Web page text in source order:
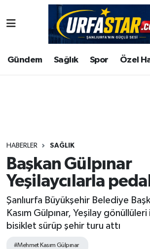
Gündem Sağlık Spor Özel
HABERLER SAĞLIK
Başkan Gülpınar
Yeşilaycılarla
Şanlıurfa Büyükşehir Belediye
Kasım Gülpınar, Yeşilay
bisiklet sürüp şehir turu attı
#Mehmet Kasım Gülpınar
ASAYİS
ÇEVRE
Gündem
Kültür
Magazin
Şanlıurfa Nöbetçi Eczaneler
Şanlıurfa Hava Durumu
Tüm Manşetler
Son Dakika Haberleri
Haber Arşivi